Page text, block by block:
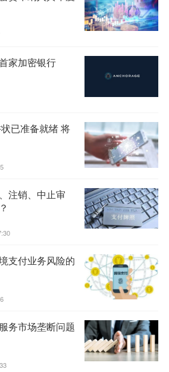
家加密银行
已准备就绪 将
注销、中止审
支付业务风险的
务市场垄断问题